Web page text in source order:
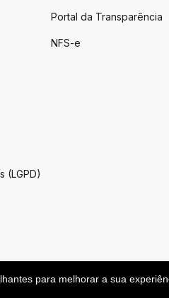
(LGPD)
Portal da Transparência
NFS-e
para melhorar a sua